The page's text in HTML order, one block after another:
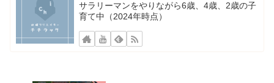
サラリーマンをやりながら6歳、4歳、2歳の子
育て中（2024年時点）